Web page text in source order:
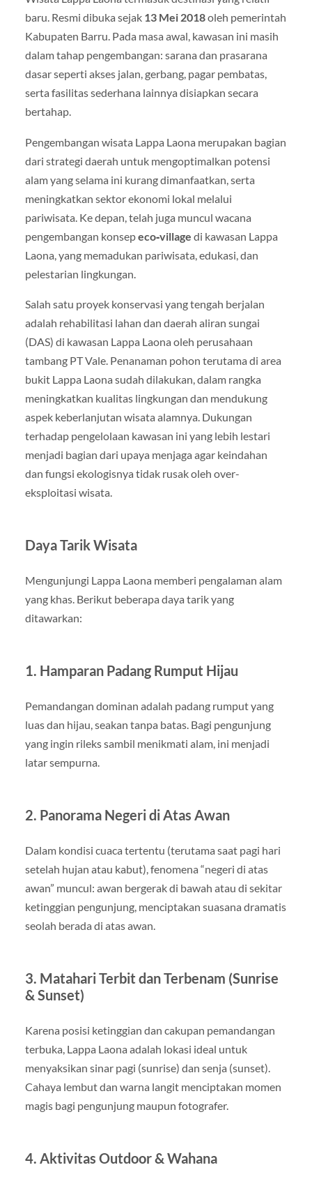
baru. Resmi dibuka sejak 13 Mei 2018oleh pemerintah
Kabupaten Barru. Pada masa awal, kawasan ini masih
dalam tahap pengembangan: sarana dan prasarana
dasar seperti akses jalan, gerbang, pagar pembatas,
serta fasilitas sederhana lainnya disiapkan secara
bertahap.
Pengembangan wisata Lappa Laona merupakan bagian
dari strategi daerah untuk mengoptimalkan potensi
alam yang selama ini kurang dimanfaatkan, serta
meningkatkan sektor ekonomi lokal melalui
pariwisata. Ke depan, telah juga muncul wacana
pengembangan konsepeco‑village di kawasan Lappa
Laona, yang memadukan pariwisata, edukasi, dan
pelestarian lingkungan.
Salah satu proyek konservasi yang tengah berjalan
adalah rehabilitasi lahan dan daerah aliran sungai
(DAS) di kawasan Lappa Laona oleh perusahaan
tambang PT Vale. Penanaman pohon terutama di area
bukit Lappa Laona sudah dilakukan, dalam rangka
meningkatkan kualitas lingkungan dan mendukung
aspek keberlanjutan wisata alamnya. Dukungan
terhadap pengelolaan kawasan ini yang lebih lestari
menjadi bagian dari upaya menjaga agar keindahan
dan fungsi ekologisnya tidak rusak oleh over-
eksploitasi wisata.
Daya Tarik Wisata
Mengunjungi Lappa Laona memberi pengalaman alam
yang khas. Berikut beberapa daya tarik yang
ditawarkan:
1. Hamparan Padang Rumput Hijau
Pemandangan dominan adalah padang rumput yang
luas dan hijau, seakan tanpa batas. Bagi pengunjung
yang ingin rileks sambil menikmati alam, ini menjadi
latar sempurna.
2. Panorama Negeri di Atas Awan
Dalam kondisi cuaca tertentu (terutama saat pagi hari
setelah hujan atau kabut), fenomena “negeri di atas
awan” muncul: awan bergerak di bawah atau di sekitar
ketinggian pengunjung, menciptakan suasana dramatis
seolah berada di atas awan.
3. Matahari Terbit dan Terbenam (Sunrise
& Sunset)
Karena posisi ketinggian dan cakupan pemandangan
terbuka, Lappa Laona adalah lokasi ideal untuk
menyaksikan sinar pagi (sunrise) dan senja (sunset).
Cahaya lembut dan warna langit menciptakan momen
magis bagi pengunjung maupun fotografer.
4. Aktivitas Outdoor & Wahana